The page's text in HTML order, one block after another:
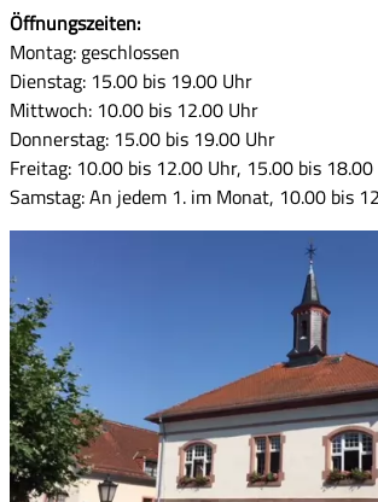
Öffnungszeiten:
Montag: geschlossen
Dienstag: 15.00 bis 19.00 Uhr
Mittwoch: 10.00 bis 12.00 Uhr
Donnerstag: 15.00 bis 19.00 Uhr
Freitag: 10.00 bis 12.00 Uhr, 15.00 bis
Samstag: An jedem 1. im Monat, 10.00 bis